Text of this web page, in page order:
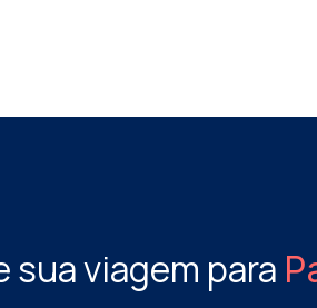
sua viagem para